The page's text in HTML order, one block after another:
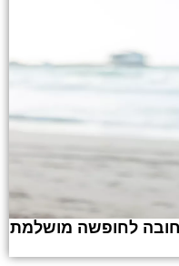
חובה לחופשה מושלמת